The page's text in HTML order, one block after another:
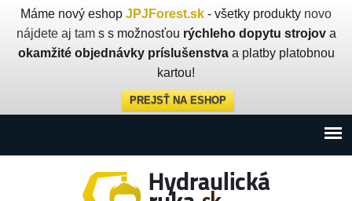
Máme nový eshop JPJForest.sk - všetky produkty novo
nájdete aj tams s možnosťou rýchleho dopytu strojova
okamžité objednávky príslušenstvaa platby platobnou
kartou!
PREJSŤ NA ESHOP